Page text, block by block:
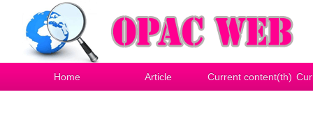
Home Article Current content(th)